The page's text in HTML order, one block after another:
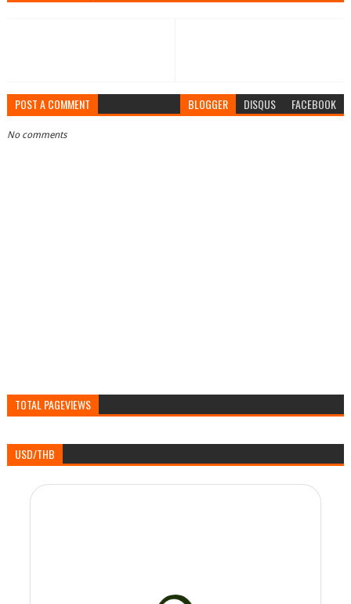
POST A COMMENT BLOGGER DISQUS FACEBOOK
No comments
TOTAL PAGEVIEWS
USD/THB